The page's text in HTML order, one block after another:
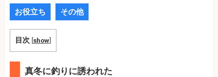
お役立ち その他
目次 [show]
真冬に釣りに誘われた